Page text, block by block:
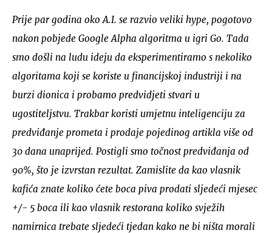
Prije par godina oko A.I. se razvio veliki hype, pogotovo
nakon pobjede Google Alpha algoritma u igri Go. Tada
smo došli na ludu ideju da eksperimentiramo s nekoliko
algoritama koji se koriste u financijskoj industriji i na
burzi dionica i probamo predvidjeti stvari u
ugostiteljstvu. Trakbar koristi umjetnu inteligenciju za
predviđanje prometa i prodaje pojedinog artikla više od
30 dana unaprijed. Postigli smo točnost predviđanja od
90%, što je izvrstan rezultat. Zamislite da kao vlasnik
kafića znate koliko ćete boca piva prodati sljedeći mjesec
+/- 5 boca ili kao vlasnik restorana koliko svježih
namirnica trebate sljedeći tjedan kako ne bi ništa morali